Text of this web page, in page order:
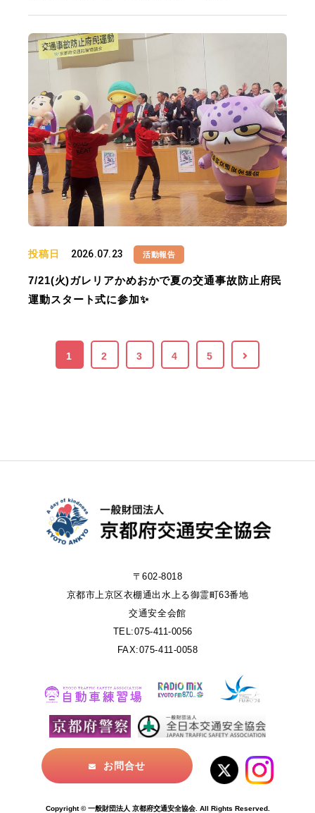
投稿日 2026.07.23 活動報告
7/21(火)ガレリアかめおかで夏の交通事故防止府民
運動スタート式に参加✨
1 2 3 4 5
〒602-8018
京都市上京区衣棚通出水上る御霊町63番地
交通安全会館
TEL:075-411-0056
FAX:075-411-0058
お問合せ
Copyright © 一般財団法人 京都府交通安全協会. All Rights Reserved.